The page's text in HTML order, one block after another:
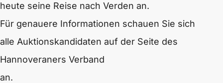
heute seine Reise nach Verden an.
Für genauere Informationen schauen Sie sich
alle Auktionskandidaten auf der Seite des
Hannoveraners Verband
an.